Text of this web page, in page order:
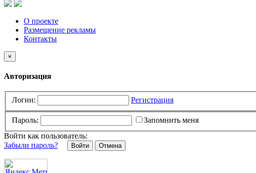
О проекте
Размещение рекламы
Контакты
×
Авторизация
Логин: Регистрация
Пароль:
Запомнить меня
Войти как пользователь:
Забыли пароль?
Отмена